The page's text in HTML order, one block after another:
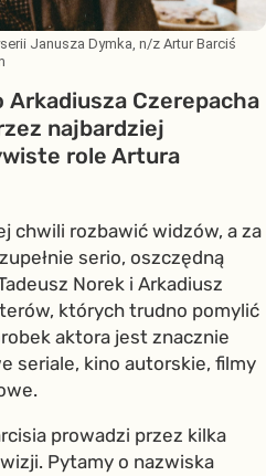
Janusza Dymka, n/z Artur Barciś
Arkadiusza Czerepacha
najbardziej
role Artura
chwili rozbawić widzów, a za
serio, oszczędną
Norek i Arkadiusz
których trudno pomylić
aktora jest znacznie
seriale, kino autorskie, filmy
prowadzi przez kilka
Pytamy o nazwiska